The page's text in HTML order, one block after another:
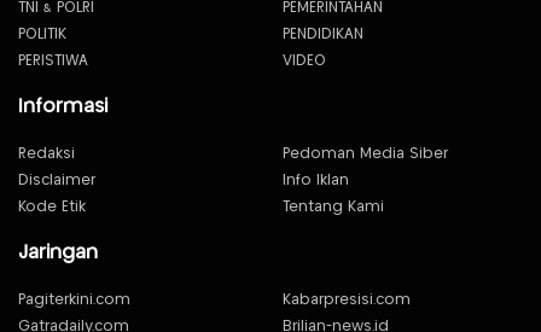
TNI & POLRI
PEMERINTAHAN
POLITIK
PENDIDIKAN
PERISTIWA
VIDEO
Informasi
Redaksi
Pedoman Media Siber
Disclaimer
Info Iklan
Kode Etik
Tentang Kami
Jaringan
Pagiterkini.com
Kabarpresisi.com
Gatradaily.com
Brilian-news.id